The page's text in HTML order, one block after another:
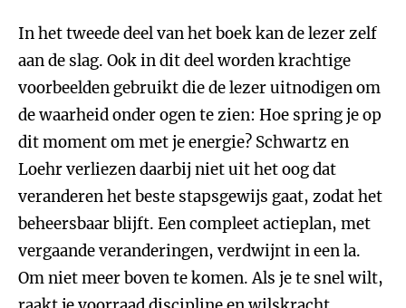
In het tweede deel van het boek kan de lezer zelf
aan de slag. Ook in dit deel worden krachtige
voorbeelden gebruikt die de lezer uitnodigen om
de waarheid onder ogen te zien: Hoe spring je op
dit moment om met je energie? Schwartz en
Loehr verliezen daarbij niet uit het oog dat
veranderen het beste stapsgewijs gaat, zodat het
beheersbaar blijft. Een compleet actieplan, met
vergaande veranderingen, verdwijnt in een la.
Om niet meer boven te komen. Als je te snel wilt,